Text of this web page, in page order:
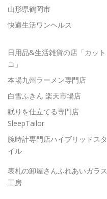
山形県鶴岡市
快適生活ワンヘルス
日用品&生活雑貨の店「カット
コ」
本場九州ラーメン専門店
白雪ふきん 楽天市場店
眠りを仕立てる専門店
SleepTailor
腕時計専門店ハイブリッドスタ
イル
表札の卸屋さんふれあいガラス
工房